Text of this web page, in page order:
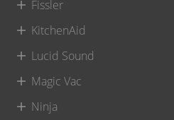
Fissler
KitchenAid
Lucid Sound
Magic Vac
Ninja